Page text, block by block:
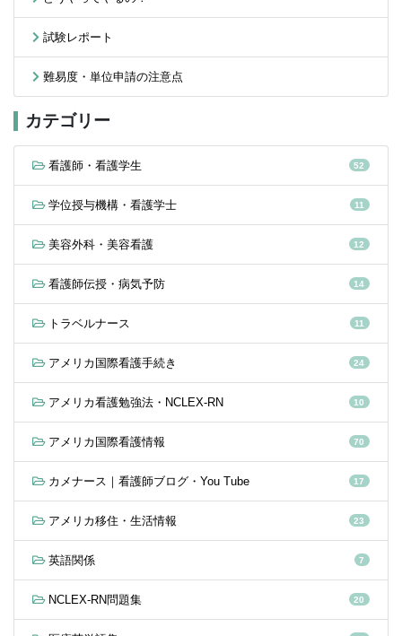
試験レポート
難易度・単位申請の注意点
カテゴリー
看護師・看護学生 52
学位授与機構・看護学士 11
美容外科・美容看護 12
看護師伝授・病気予防 14
トラベルナース 11
アメリカ国際看護手続き 24
アメリカ看護勉強法・NCLEX-RN 10
アメリカ国際看護情報 70
カメナース｜看護師ブログ・You Tube 17
アメリカ移住・生活情報 23
英語関係 7
NCLEX-RN問題集 20